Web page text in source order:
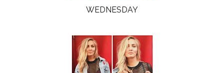
WEDNESDAY